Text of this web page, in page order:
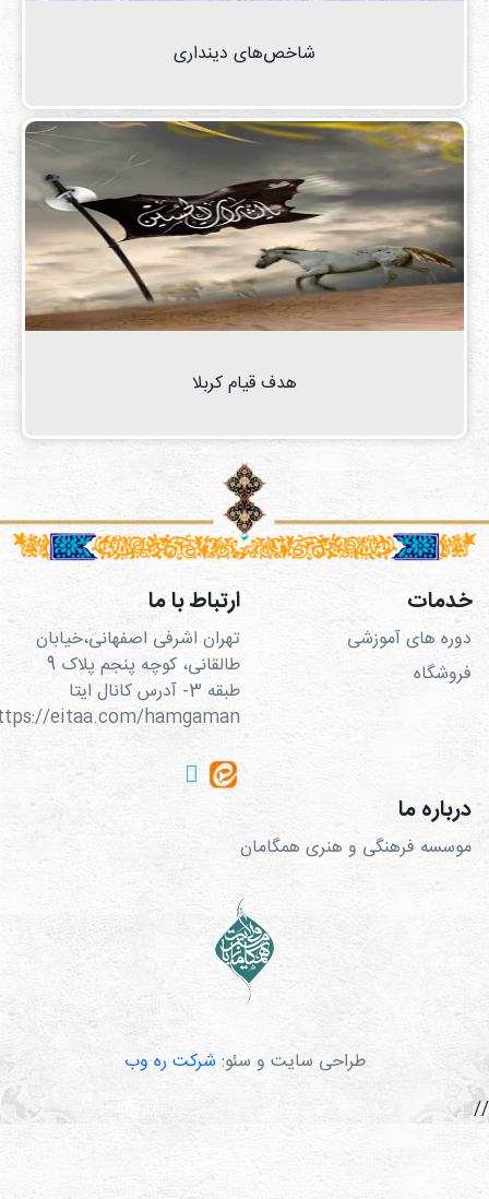
شاخص‌های دینداری
هدف قیام کربلا
خدمات
دوره های آموزشی
فروشگاه
ارتباط با ما
تهران اشرفی اصفهانی،خیابان
طالقانی، کوچه پنجم پلاک 9
طبقه 3- آدرس کانال ایتا
https://eitaa.com/hamgaman
درباره ما
موسسه فرهنگی و هنری همگامان
طراحی سایت و سئو:شرکت ره وب